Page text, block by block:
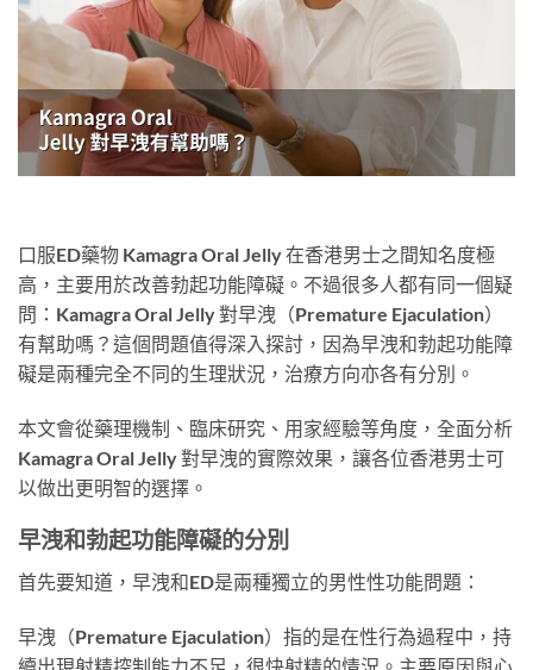
口服ED藥物 Kamagra Oral Jelly 在香港男士之間知名度極
高，主要用於改善勃起功能障礙。不過很多人都有同一個疑
問：Kamagra Oral Jelly 對早洩（Premature Ejaculation）
有幫助嗎？這個問題值得深入探討，因為早洩和勃起功能障
礙是兩種完全不同的生理狀況，治療方向亦各有分別。
本文會從藥理機制、臨床研究、用家經驗等角度，全面分析
Kamagra Oral Jelly 對早洩的實際效果，讓各位香港男士可
以做出更明智的選擇。
早洩和勃起功能障礙的分別
首先要知道，早洩和ED是兩種獨立的男性性功能問題：
早洩（Premature Ejaculation）指的是在性行為過程中，持